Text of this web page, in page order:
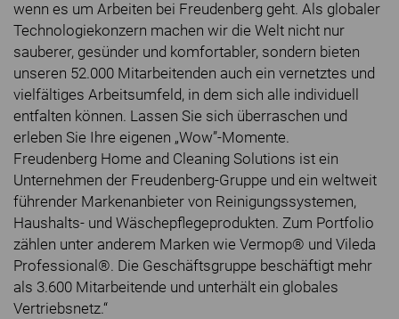
wenn es um Arbeiten bei Freudenberg geht. Als globaler
Technologiekonzern machen wir die Welt nicht nur
sauberer, gesünder und komfortabler, sondern bieten
unseren 52.000 Mitarbeitenden auch ein vernetztes und
vielfältiges Arbeitsumfeld, in dem sich alle individuell
entfalten können. Lassen Sie sich überraschen und
erleben Sie Ihre eigenen „Wow”-Momente.
Freudenberg Home and Cleaning Solutions ist ein
Unternehmen der Freudenberg-Gruppe und ein weltweit
führender Markenanbieter von Reinigungssystemen,
Haushalts- und Wäschepflegeprodukten. Zum Portfolio
zählen unter anderem Marken wie Vermop® und Vileda
Professional®. Die Geschäftsgruppe beschäftigt mehr
als 3.600 Mitarbeitende und unterhält ein globales
Vertriebsnetz.“